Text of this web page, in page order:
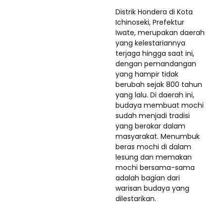
Distrik Hondera di Kota
Ichinoseki, Prefektur
Iwate, merupakan daerah
yang kelestariannya
terjaga hingga saat ini,
dengan pemandangan
yang hampir tidak
berubah sejak 800 tahun
yang lalu. Di daerah ini,
budaya membuat mochi
sudah menjadi tradisi
yang berakar dalam
masyarakat. Menumbuk
beras mochi di dalam
lesung dan memakan
mochi bersama-sama
adalah bagian dari
warisan budaya yang
dilestarikan.